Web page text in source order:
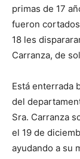
primas de 17
fueron
18 les
Carranza, de
Está enterrada
del
Sra. Carranza
el 19 de
ayudando a su